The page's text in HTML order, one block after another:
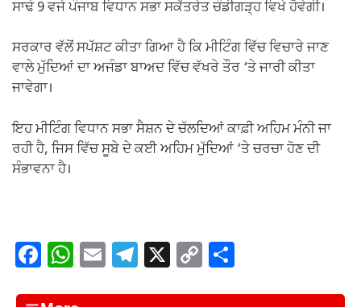
ਸਾਢੇ 9 ਵਜੇ ਪੰਜਾਬ ਵਿਧਾਨ ਸਭਾ ਸਕੱਤਰੇਤ ਚੰਡੀਗੜ੍ਹ ਵਿਖੇ ਹੋਵੇਗੀ।
ਸਰਕਾਰ ਵੱਲੋਂ ਸਪੱਸ਼ਟ ਕੀਤਾ ਗਿਆ ਹੈ ਕਿ ਮੀਟਿੰਗ ਵਿੱਚ ਵਿਚਾਰੇ ਜਾਣ
ਵਾਲੇ ਮੁੱਦਿਆਂ ਦਾ ਅਜੰਡਾ ਬਾਅਦ ਵਿੱਚ ਵੱਖਰੇ ਤੌਰ ‘ਤੇ ਜਾਰੀ ਕੀਤਾ
ਜਾਵੇਗਾ।
ਇਹ ਮੀਟਿੰਗ ਵਿਧਾਨ ਸਭਾ ਸੈਸ਼ਨ ਦੇ ਚੱਲਦਿਆਂ ਕਾਫ਼ੀ ਅਹਿਮ ਮੰਨੀ ਜਾ
ਰਹੀ ਹੈ, ਜਿਸ ਵਿੱਚ ਸੂਬੇ ਦੇ ਕਈ ਅਹਿਮ ਮੁੱਦਿਆਂ ‘ਤੇ ਚਰਚਾ ਹੋਣ ਦੀ
ਸੰਭਾਵਨਾ ਹੈ।
F W E T X C